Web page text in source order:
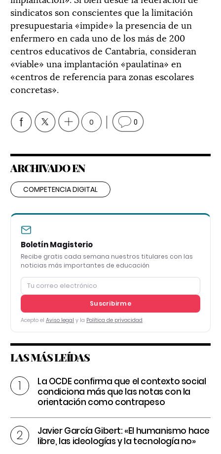
sindicatos son conscientes que la limitación
presupuestaria «impide» la presencia de un
enfermero en cada uno de los más de 200
centros educativos de Cantabria, consideran
«viable» una implantación «paulatina» en
«centros de referencia para zonas escolares
concretas».
0 0
ARCHIVADO EN
COMPETENCIA DIGITAL
Boletín Magisterio
Recibe gratis cada semana nuestros titulares con las
noticias más importantes de educación
Suscribirme
Acepto el Aviso legal y la Política de privacidad
LAS MÁS LEÍDAS
La OCDE confirma que el contexto social
condiciona más que las notas con la
orientación como contrapeso
Javier García Gibert: «El humanismo hace
libre, las ideologías y la tecnología no»